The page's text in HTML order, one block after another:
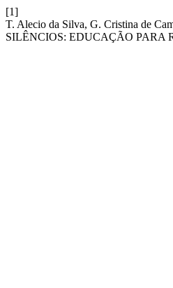
[1]
T. Alecio da Silva, G. Cristina de
SILÊNCIOS: EDUCAÇÃO PARA